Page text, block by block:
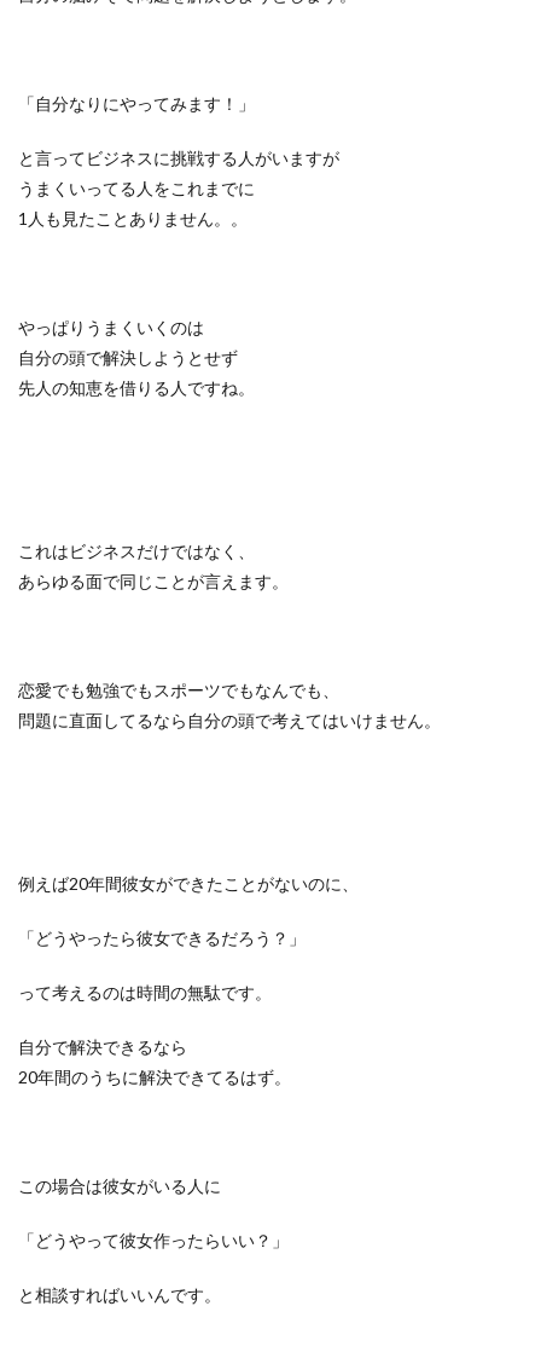
「自分なりにやってみます！」
と言ってビジネスに挑戦する人がいますが
うまくいってる人をこれまでに
1人も見たことありません。。
やっぱりうまくいくのは
自分の頭で解決しようとせず
先人の知恵を借りる人ですね。
これはビジネスだけではなく、
あらゆる面で同じことが言えます。
恋愛でも勉強でもスポーツでもなんでも、
問題に直面してるなら自分の頭で考えてはいけません。
例えば20年間彼女ができたことがないのに、
「どうやったら彼女できるだろう？」
って考えるのは時間の無駄です。
自分で解決できるなら
20年間のうちに解決できてるはず。
この場合は彼女がいる人に
「どうやって彼女作ったらいい？」
と相談すればいいんです。